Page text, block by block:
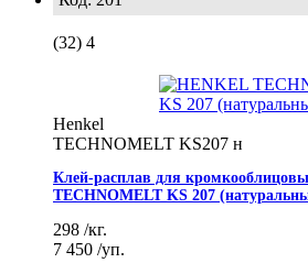
(32) 4
Henkel
TECHNOMELT KS207 н
Клей-расплав для
TECHNOMELT KS 207
298 /кг.
7 450 /уп.